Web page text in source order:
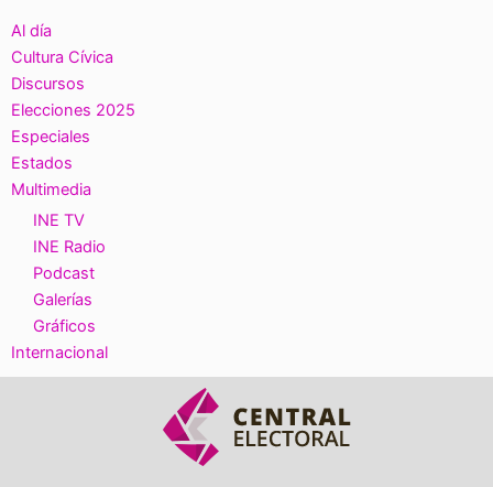
Al día
Cultura Cívica
Discursos
Elecciones 2025
Especiales
Estados
Multimedia
INE TV
INE Radio
Podcast
Galerías
Gráficos
Internacional